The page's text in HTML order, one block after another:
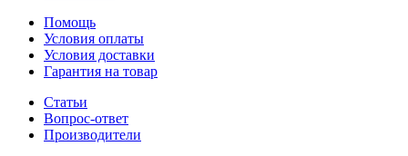
Помощь
Условия оплаты
Условия доставки
Гарантия на товар
Статьи
Вопрос-ответ
Производители